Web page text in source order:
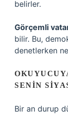
belirler.
Görçemli
bilir. Bu,
denetlerken
SENIN
Bir an durup